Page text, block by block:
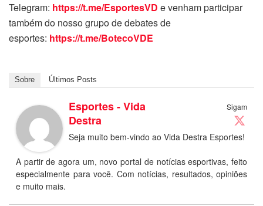
Telegram: https://t.me/EsportesVD e venham participar
também do nosso grupo de debates de
esportes: https://t.me/BotecoVDE
Sobre Últimos Posts
Sigam
Esportes - Vida
Destra
Seja muito bem-vindo ao Vida Destra Esportes!
A partir de agora um, novo portal de notícias esportivas, feito
especialmente para você. Com notícias, resultados, opiniões
e muito mais.